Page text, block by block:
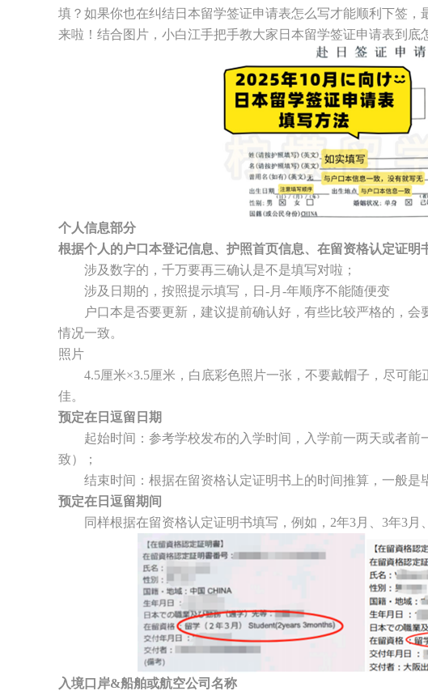
填？如果你也在纠结日本留学签证申请表怎么写才能顺利下签，
来啦！结合图片，小白江手把手教大家日本留学签证申请表到底
个人信息部分
根据个人的户口本登记信息、护照首页信息、在留资格认定证明
涉及数字的，千万要再三确认是不是填写对啦；
涉及日期的，按照提示填写，日-月-年顺序不能随便变
户口本是否要更新，建议提前确认好，有些比较严格的，会
情况一致。
照片
4.5厘米×3.5厘米，白底彩色照片一张，不要戴帽子，尽可能
佳。
预定在日逗留日期
起始时间：参考学校发布的入学时间，入学前一两天或者前
致）；
结束时间：根据在留资格认定证明书上的时间推算，一般是
预定在日逗留期间
同样根据在留资格认定证明书填写，例如，2年3月、3年3月
入境口岸&船舶或航空公司名称